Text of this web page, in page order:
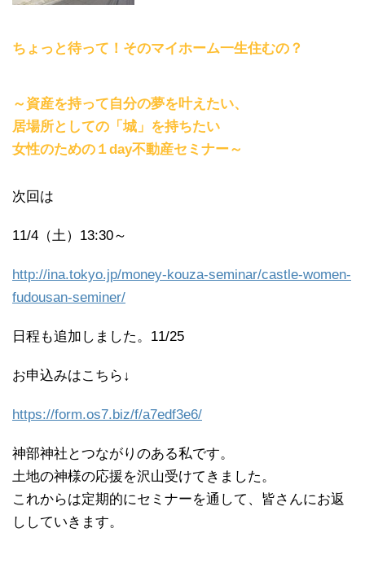
ちょっと待って！そのマイホーム一生住むの？
～資産を持って自分の夢を叶えたい、
居場所としての「城」を持ちたい
女性のための１day不動産セミナー～
次回は
11/4（土）13:30～
http://ina.tokyo.jp/money-kouza-seminar/castle-women-
fudousan-seminer/
日程も追加しました。11/25
お申込みはこちら↓
https://form.os7.biz/f/a7edf3e6/
神部神社とつながりのある私です。
土地の神様の応援を沢山受けてきました。
これからは定期的にセミナーを通して、皆さんにお返
ししていきます。